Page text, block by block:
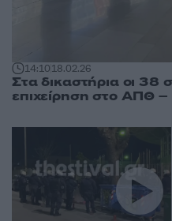
14:1018.02.26
Στα δικαστήρια οι
επιχείρηση στο ΑΠΘ –